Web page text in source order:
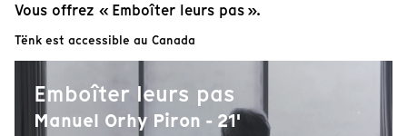
Vous offrez « Emboîter leurs pas ».
Tënk est accessible au Canada
Emboîter leurs pas
Manuel Orhy Piron - 21'